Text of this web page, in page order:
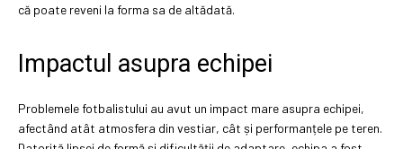
că poate reveni la forma sa de altădată.
Impactul asupra echipei
Problemele fotbalistului au avut un impact mare asupra echipei,
afectând atât atmosfera din vestiar, cât și performanțele pe teren.